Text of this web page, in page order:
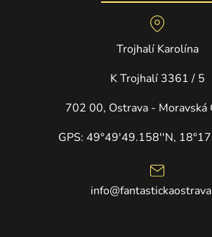
Trojhalí Karolína
K Trojhalí 3361 / 5
702 00, Ostrava - Moravská
GPS: 49°49'49.158''N,